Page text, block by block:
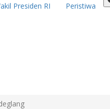
Presiden RI Peristiwa